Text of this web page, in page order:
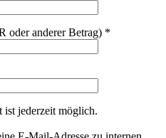
oder anderer Betrag) *
jederzeit möglich.